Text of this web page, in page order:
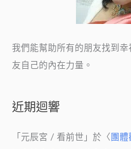
我們能幫助所有的朋友找到
友自己的內在力量。
近期迴響
「 元辰宮 / 看前世 」於〈 團